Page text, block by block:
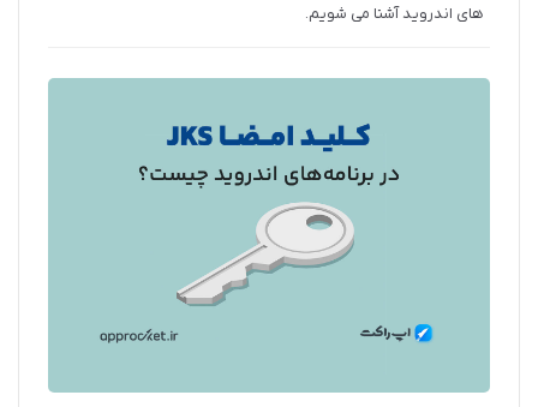
های اندروید آشنا می شویم.